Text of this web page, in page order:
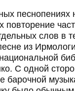
песнопениях
повторение
слов в
из
С одной
барочной